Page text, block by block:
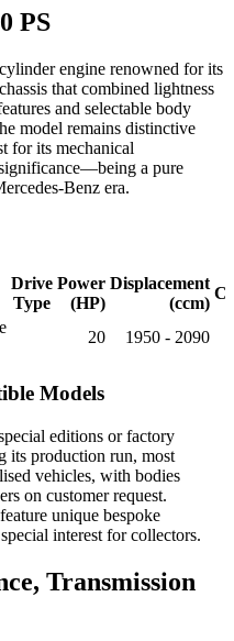
PS
engine renowned for its
that combined lightness
and selectable body
model remains distinctive
for its mechanical
a pure
Benz era.
Drive
Type
Power
(HP)
Displacement
(ccm)
20 1950 - 2090
Models
editions or factory
its production run, most
vehicles, with bodies
on customer request.
unique bespoke
interest for collectors.
Transmission